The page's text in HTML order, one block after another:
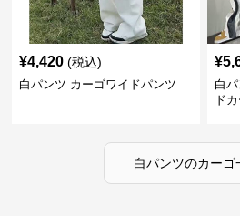
¥4,420 (税込)
白パンツ カーゴワイドパンツ
¥
白
ド
白パンツのカーゴ